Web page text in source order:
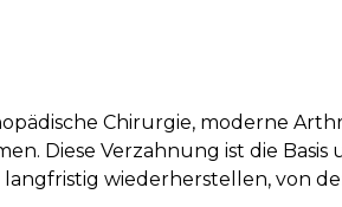
Chirurgie, moderne
Diese Verzahnung ist die Basis
wiederherstellen, von